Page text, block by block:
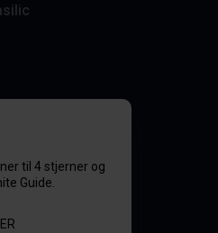
til 4 stjerner og
Guide.